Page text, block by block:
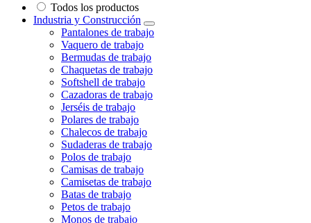
Todos los productos
Industria y Construcción
Pantalones de trabajo
Vaquero de trabajo
Bermudas de trabajo
Chaquetas de trabajo
Softshell de trabajo
Cazadoras de trabajo
Jerséis de trabajo
Polares de trabajo
Chalecos de trabajo
Sudaderas de trabajo
Polos de trabajo
Camisas de trabajo
Camisetas de trabajo
Batas de trabajo
Petos de trabajo
Monos de trabajo